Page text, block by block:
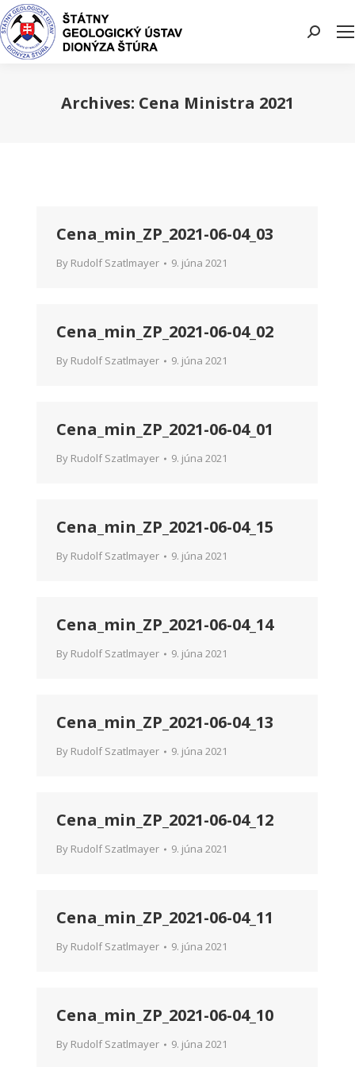
Search:
Archives: Cena Ministra 2021
Cena_min_ZP_2021-06-04_03
By Rudolf Szatlmayer 9. júna 2021
Cena_min_ZP_2021-06-04_02
By Rudolf Szatlmayer 9. júna 2021
Cena_min_ZP_2021-06-04_01
By Rudolf Szatlmayer 9. júna 2021
Cena_min_ZP_2021-06-04_15
By Rudolf Szatlmayer 9. júna 2021
Cena_min_ZP_2021-06-04_14
By Rudolf Szatlmayer 9. júna 2021
Cena_min_ZP_2021-06-04_13
By Rudolf Szatlmayer 9. júna 2021
Cena_min_ZP_2021-06-04_12
By Rudolf Szatlmayer 9. júna 2021
Cena_min_ZP_2021-06-04_11
By Rudolf Szatlmayer 9. júna 2021
Cena_min_ZP_2021-06-04_10
By Rudolf Szatlmayer 9. júna 2021